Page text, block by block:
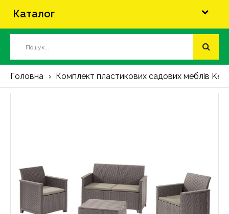
Каталог
Головна Комплект пластикових садових меблів